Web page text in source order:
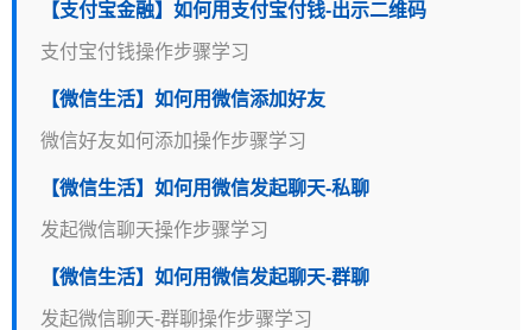
【支付宝金融】如何用支付宝付钱-出示二维码
支付宝付钱操作步骤学习
【微信生活】如何用微信添加好友
微信好友如何添加操作步骤学习
【微信生活】如何用微信发起聊天-私聊
发起微信聊天操作步骤学习
【微信生活】如何用微信发起聊天-群聊
发起微信聊天-群聊操作步骤学习